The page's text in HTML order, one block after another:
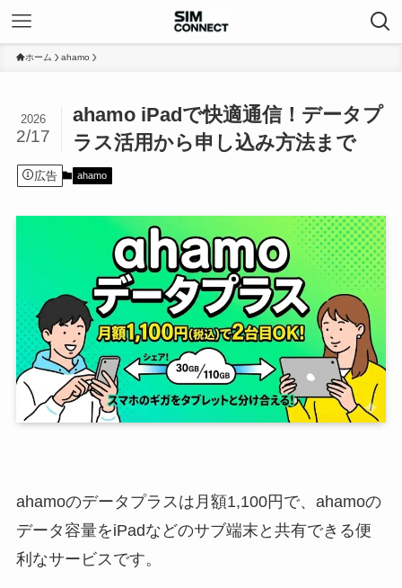
ホーム ahamo
ahamo iPadで快適通信！データプ
ラス活用から申し込み方法まで
2026
2/17
広告 ahamo
ahamoのデータプラスは月額1,100円で、ahamoの
データ容量をiPadなどのサブ端末と共有できる便
利なサービスです。